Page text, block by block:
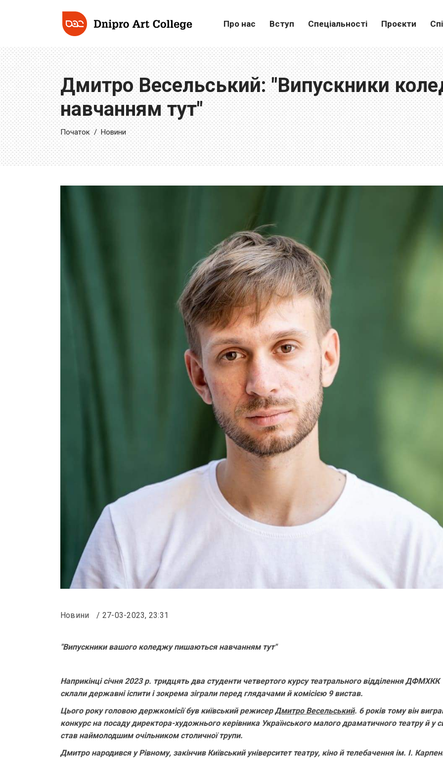
Про нас Вступ Спеціальності Проєкти
Дмитро Весельський: "Випускники
навчанням тут"
Початок/ Новини
Новини 27-03-2023, 23:31
"Випускники вашого коледжу пишаються навчанням тут"
Наприкінці січня 2023 р. тридцять два студенти четвертого курсу театрального відділення ДФМХКК
склали державні іспити і зокрема зіграли перед глядачами й комісією 9 вистав.
Цього року головою держкомісії був київський режисерДмитро Весельський. 6 років тому він
конкурс на посаду директора-художнього керівника Українського малого драматичного театру й у
став наймолодшим очільником столичної трупи.
Дмитро народився у Рівному, закінчив Київський університет театру, кіно й телебачення ім. І.